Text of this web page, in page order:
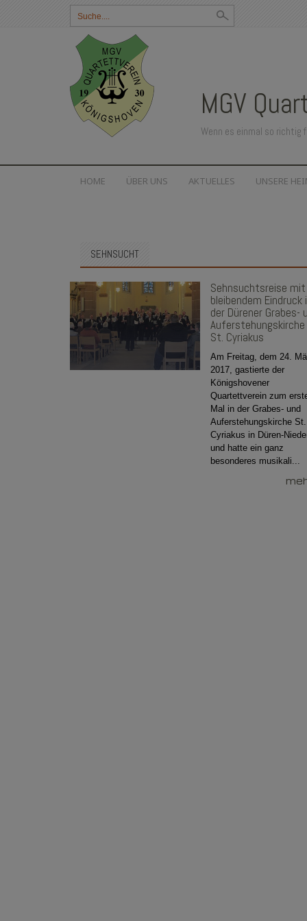
Suchbegriff
eingeben:
MGV
Wenn es einmal so
SKIP
HOME ÜBER UNS AKTUELLES UNSERE
SEHNSUCHT
Sehnsuchtsreise mit
bleibendem Eindruck
der Dürener Grabes-
Auferstehungskirche
St. Cyriakus
Am Freitag, dem 24.
2017, gastierte der
Königshovener
Quartettverein zum
Mal in der Grabes- und
Auferstehungskirche St.
Cyriakus in Düren-
und hatte ein ganz
besonderes musikali...